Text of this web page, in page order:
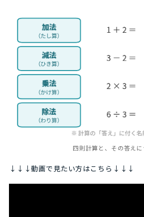
四則計算と、その答え
↓↓↓動画で見たい方はこちら↓↓↓